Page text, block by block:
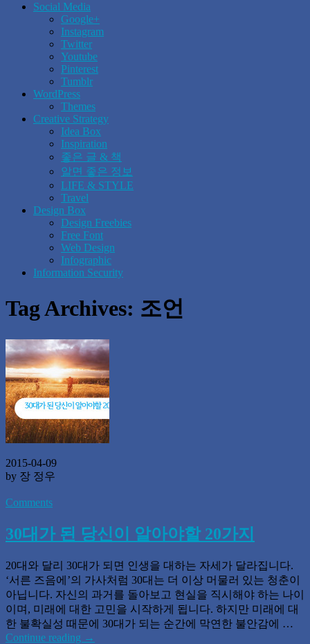
Social Media
Google+
Instagram
Twitter
Youtube
Pinterest
Tumblr
WordPress
Themes
Creative Strategy
Idea Box
Inspiration
좋은 글 & 책
알면 좋은 정보
LIFE & STYLE
Travel
Design Box
Design Freebies
Free Font
Web Design
Infographic
Information Security
Tag Archives: 조언
2015-04-09
by 장 정우
Comments
30대가 된 당신이 알아야할 20가지
20대와 달리 30대가 되면 인생을 대하는 자세가 달라집니다.
‘서른 즈음에’의 가사처럼 30대는 더 이상 머물러 있는 청춘이
아닙니다. 자신의 과거를 돌아보고 현실을 직시해야 하는 나이
이며, 미래에 대한 고민을 시작하게 됩니다. 하지만 미래에 대
한 불확실성 때문에 30대가 되는 순간에 막연한 불안감에 …
Continue reading →